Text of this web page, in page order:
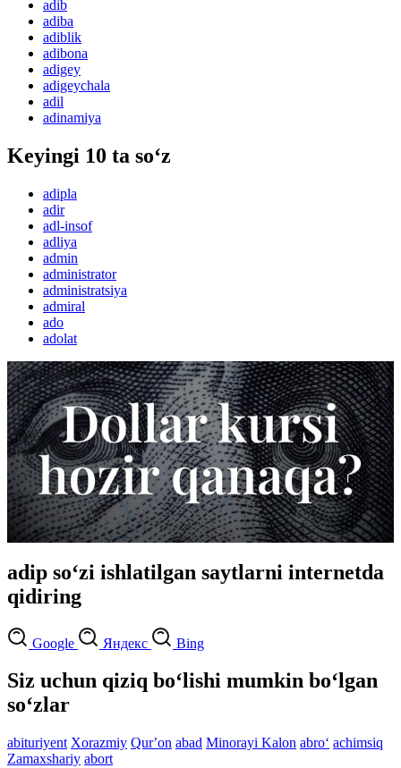
adib
adiba
adiblik
adibona
adigey
adigeychala
adil
adinamiya
Keyingi 10 ta so‘z
adipla
adir
adl-insof
adliya
admin
administrator
administratsiya
admiral
ado
adolat
adip so‘zi ishlatilgan saytlarni internetda
qidiring
Google Яндекс Bing
Siz uchun qiziq bo‘lishi mumkin bo‘lgan
so‘zlar
abituriyent Xorazmiy Qurʼon abad Minorayi Kalon abro‘ achimsiq
Zamaxshariy abort